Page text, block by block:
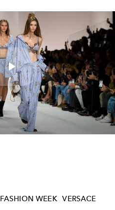
Play
Video
FASHION WEEK VERSACE